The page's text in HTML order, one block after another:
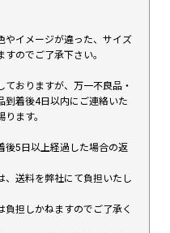
やイメージが違った、サイズ
のでご了承下さい。
おりますが、万一不良品・
到着後4日以内にご連絡いた
ます。
後5日以上経過した場合の返
、送料を弊社にて負担いたし
担しかねますのでご了承く